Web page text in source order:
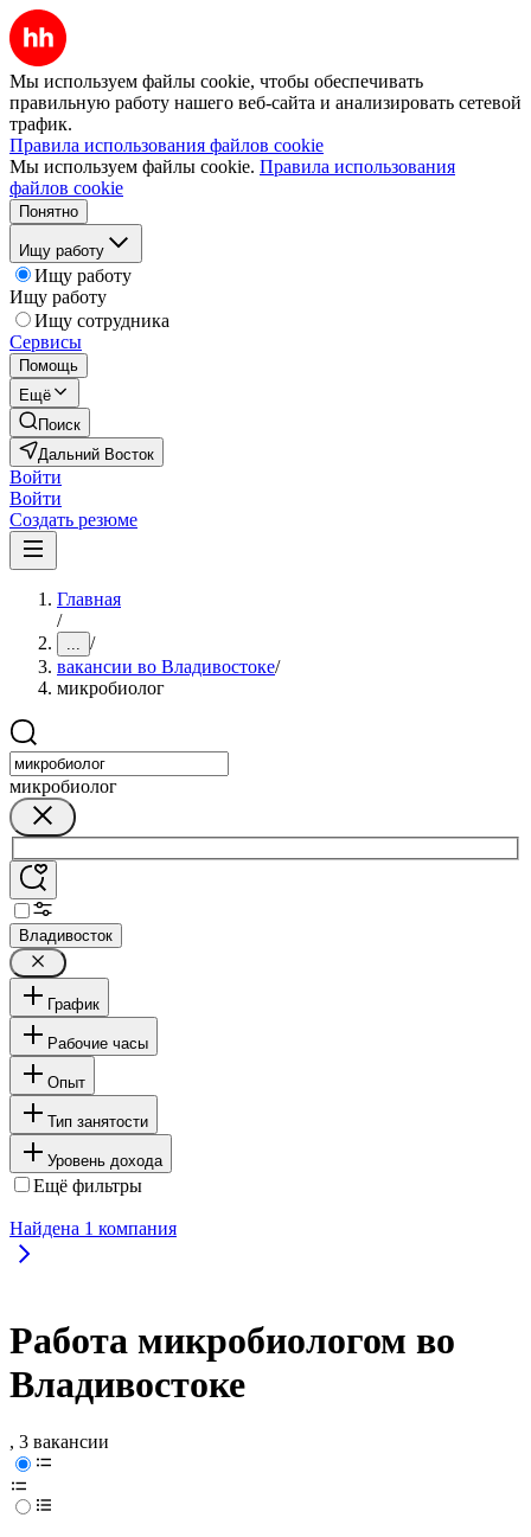
Мы используем файлы cookie, чтобы обеспечивать
правильную работу нашего веб-сайта и анализировать сетевой
трафик.
Правила использования файлов cookie
Мы используем файлы cookie. Правила использования
файлов cookie
Понятно
Ищу работу
Ищу работу
Ищу работу
Ищу сотрудника
Сервисы
Помощь
Ещё
Поиск
Дальний Восток
Войти
Войти
Создать резюме
Главная
/
... /
вакансии во Владивостоке/
микробиолог
микробиолог
Владивосток
График
Рабочие часы
Опыт
Тип занятости
Уровень дохода
Ещё фильтры
Найдена 1 компания
Работа микробиологом во
Владивостоке
, 3 вакансии